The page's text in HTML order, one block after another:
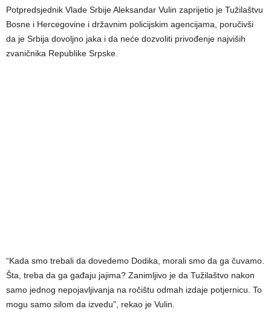
Potpredsjednik Vlade Srbije Aleksandar Vulin zaprijetio je Tužilaštvu
Bosne i Hercegovine i državnim policijskim agencijama, poručivši
da je Srbija dovoljno jaka i da neće dozvoliti privođenje najviših
zvaničnika Republike Srpske.
“Kada smo trebali da dovedemo Dodika, morali smo da ga čuvamo.
Šta, treba da ga gađaju jajima? Zanimljivo je da Tužilaštvo nakon
samo jednog nepojavljivanja na ročištu odmah izdaje potjernicu. To
mogu samo silom da izvedu”, rekao je Vulin.